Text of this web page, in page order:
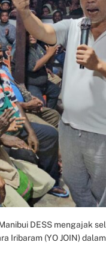
DESS mengajak
Iribaram (YO JOIN)